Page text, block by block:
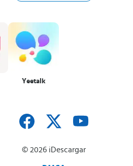
Yeetalk
© 2026 iDescargar